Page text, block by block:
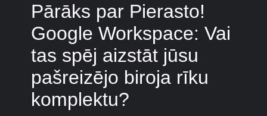
Pārāks par Pierasto!
Google Workspace: Vai
tas spēj aizstāt jūsu
pašreizējo biroja rīku
komplektu?